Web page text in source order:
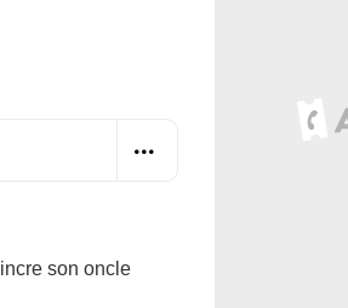
son oncle